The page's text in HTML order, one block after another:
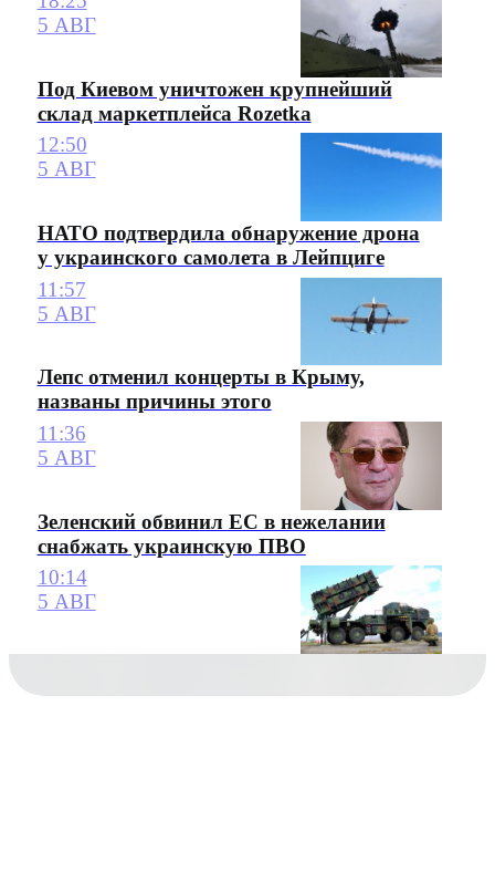
5 АВГ
Под Киевом уничтожен крупнейший
склад маркетплейса Rozetka
12:50
5 АВГ
НАТО подтвердила обнаружение дрона
у украинского самолета в Лейпциге
11:57
5 АВГ
Лепс отменил концерты в Крыму,
названы причины этого
11:36
5 АВГ
Зеленский обвинил ЕС в нежелании
снабжать украинскую ПВО
10:14
5 АВГ